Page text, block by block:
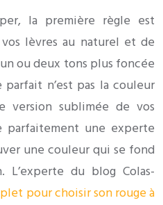
la première règle est
lèvres au naturel et de
ou deux tons plus foncée
n’est pas la couleur
version sublimée de vos
parfaitement une experte
une couleur qui se fond
L’experte du blog Colas-
pour choisir son rouge à